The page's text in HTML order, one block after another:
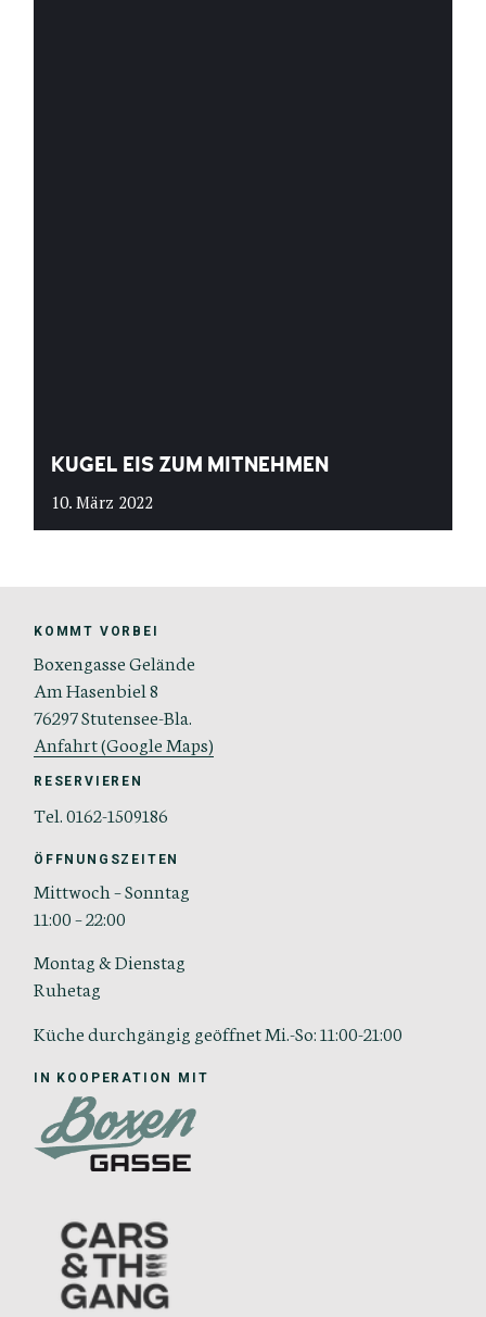
KUGEL EIS ZUM MITNEHMEN
10. März 2022
KOMMT VORBEI
Boxengasse Gelände
Am Hasenbiel 8
76297 Stutensee-Bla.
Anfahrt (Google Maps)
RESERVIEREN
Tel. 0162-1509186
ÖFFNUNGSZEITEN
Mittwoch – Sonntag
11:00 – 22:00
Montag & Dienstag
Ruhetag
Küche durchgängig geöffnet Mi.-So: 11:00-21:00
IN KOOPERATION MIT